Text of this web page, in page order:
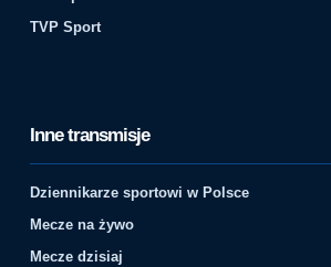
TVP Sport
Inne transmisje
Dziennikarze sportowi w Polsce
Mecze na żywo
Mecze dzisiaj